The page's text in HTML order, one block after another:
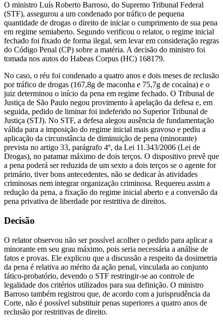
O ministro Luís Roberto Barroso, do Supremo Tribunal Federal
(STF), assegurou a um condenado por tráfico de pequena
quantidade de drogas o direito de iniciar o cumprimento de sua pena
em regime semiaberto. Segundo verificou o relator, o regime inicial
fechado foi fixado de forma ilegal, sem levar em consideração regras
do Código Penal (CP) sobre a matéria. A decisão do ministro foi
tomada nos autos do Habeas Corpus (HC) 168179.
No caso, o réu foi condenado a quatro anos e dois meses de reclusão
por tráfico de drogas (167,8g de maconha e 75,7g de cocaína) e o
juiz determinou o início da pena em regime fechado. O Tribunal de
Justiça de São Paulo negou provimento à apelação da defesa e, em
seguida, pedido de liminar foi indeferido no Superior Tribunal de
Justiça (STJ). No STF, a defesa alegou ausência de fundamentação
válida para a imposição do regime inicial mais gravoso e pediu a
aplicação da circunstância de diminuição de pena (minorante)
prevista no artigo 33, parágrafo 4º, da Lei 11.343/2006 (Lei de
Drogas), no patamar máximo de dois terços. O dispositivo prevê que
a pena poderá ser reduzida de um sexto a dois terços se o agente for
primário, tiver bons antecedentes, não se dedicar às atividades
criminosas nem integrar organização criminosa. Requereu assim a
redução da pena, a fixação do regime inicial aberto e a conversão da
pena privativa de liberdade por restritiva de direitos.
Decisão
O relator observou não ser possível acolher o pedido para aplicar a
minorante em seu grau máximo, pois seria necessária a análise de
fatos e provas. Ele explicou que a discussão a respeito da dosimetria
da pena é relativa ao mérito da ação penal, vinculada ao conjunto
fático-probatório, devendo o STF restringir-se ao controle de
legalidade dos critérios utilizados para sua definição. O ministro
Barroso também registrou que, de acordo com a jurisprudência da
Corte, não é possível substituir penas superiores a quatro anos de
reclusão por restritivas de direito.